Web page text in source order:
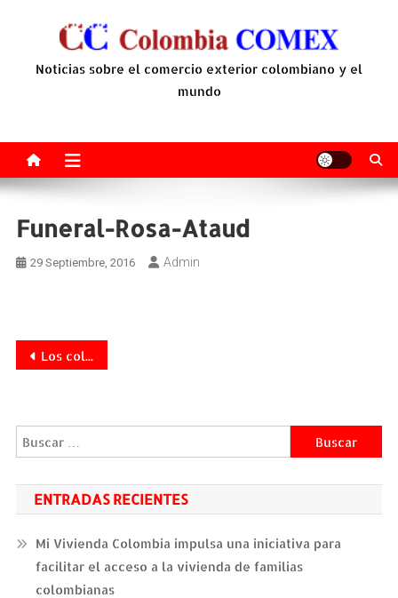
Noticias sobre el comercio exterior colombiano y el
mundo
Funeral-Rosa-Ataud
29 Septiembre, 2016 Admin
Navegación
entradas
Los colombianos le apuestan cada vez más a los seguros de fallecimiento
Buscar:
ENTRADAS RECIENTES
Mi Vivienda Colombia impulsa una iniciativa para
facilitar el acceso a la vivienda de familias
colombianas